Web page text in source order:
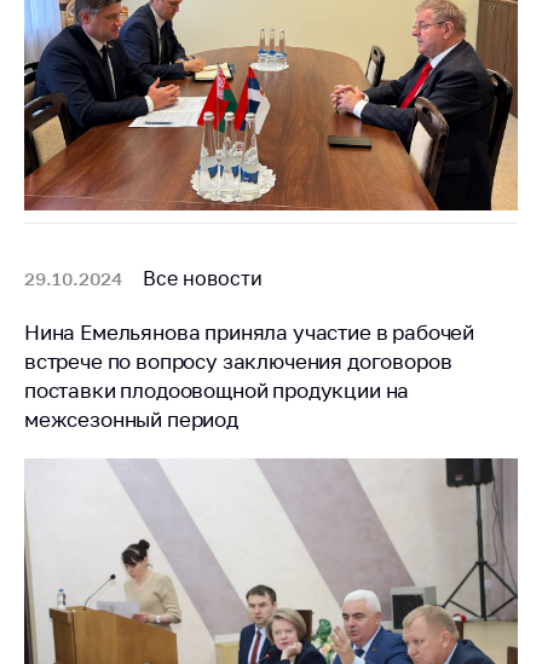
29.10.2024 Все новости
Нина Емельянова приняла участие в рабочей
встрече по вопросу заключения договоров
поставки плодоовощной продукции на
межсезонный период